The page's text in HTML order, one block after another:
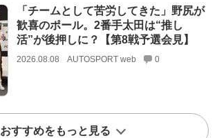
「チームとして苦労してきた」野尻が
歓喜のポール。2番手太田は“推し
活”が後押しに？【第8戦予選会見】
2026.08.08 AUTOSPORT web 0
おすすめをもっと見る